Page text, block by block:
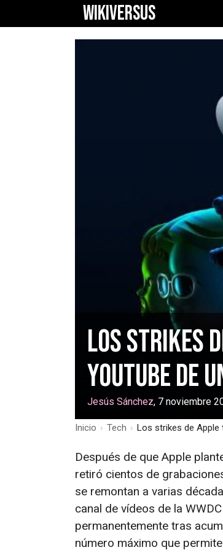
WIKIVERSUS
Los strikes
YouTube de
Jesús Sánchez, 7 noviembre
Inicio › Tech › Los strikes de Apple
Después de que Apple
retiró cientos de
se remontan a varias
canal de vídeos de la
permanentemente tras
número máximo que